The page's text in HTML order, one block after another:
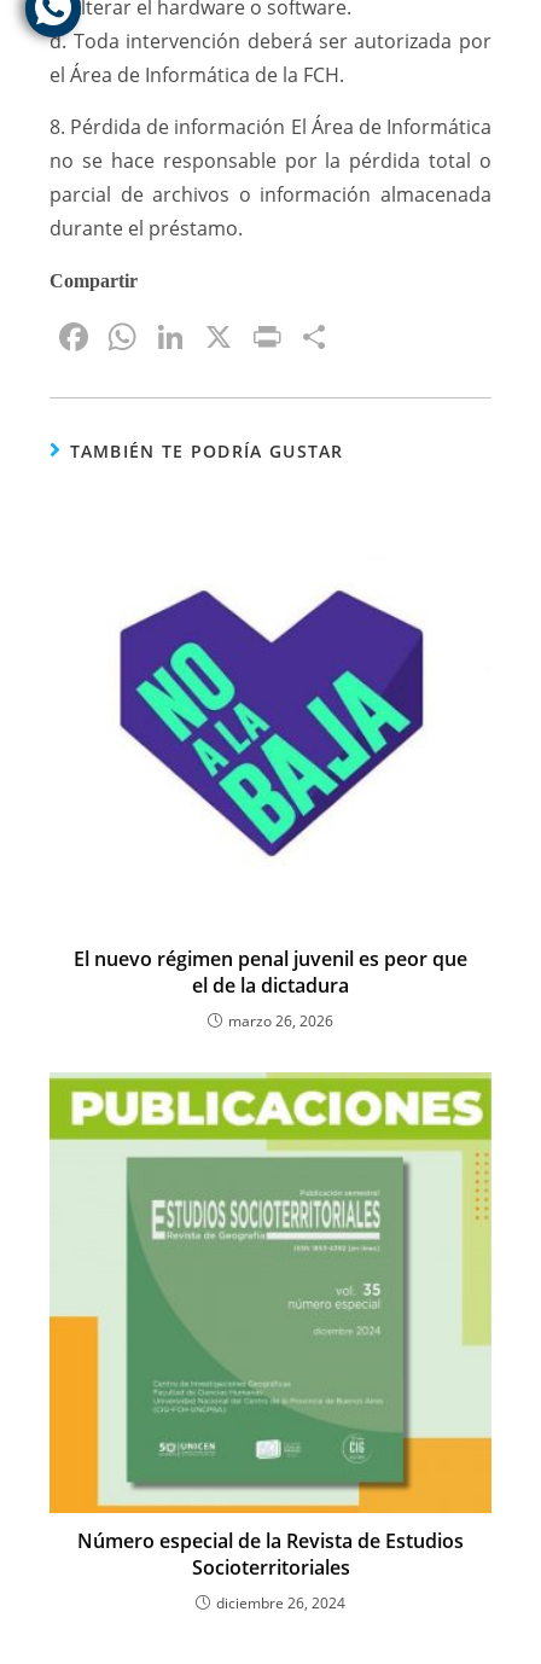
c. Alterar el hardware o software.
d. Toda intervención deberá ser autorizada por
el Área de Informática de la FCH.
8. Pérdida de información El Área de Informática
no se hace responsable por la pérdida total o
parcial de archivos o información almacenada
durante el préstamo.
Compartir
F
c
e
W
at
s
Li
k
e
X Pr
t ar
e
TAMBIÉN TE PODRÍA GUSTAR
El nuevo régimen penal juvenil es peor que
el de la dictadura
marzo 26, 2026
Número especial de la Revista de Estudios
Socioterritoriales
diciembre 26, 2024